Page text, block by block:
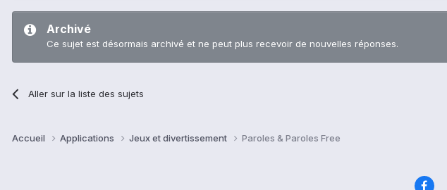
Archivé
Ce sujet est désormais archivé et ne peut plus recevoir de nouvelles réponses.
Aller sur la liste des sujets
Accueil Applications Jeux et divertissement Paroles & Paroles Free